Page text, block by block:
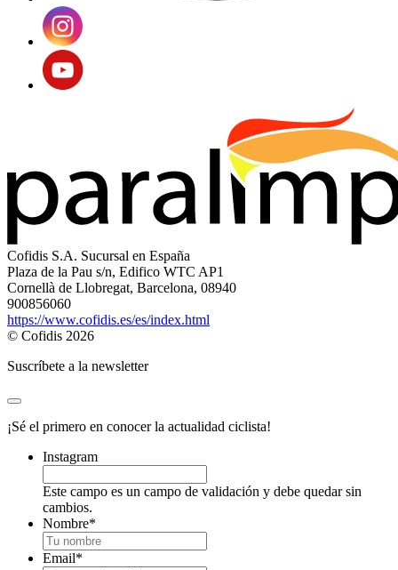
Cofidis S.A. Sucursal en España
Plaza de la Pau s/n, Edifico WTC AP1
Cornellà de Llobregat, Barcelona, 08940
900856060
https://www.cofidis.es/es/index.html
© Cofidis 2026
Suscríbete a la newsletter
¡Sé el primero en conocer la actualidad ciclista!
Instagram
Este campo es un campo de validación y debe quedar sin
cambios.
Nombre*
Email*